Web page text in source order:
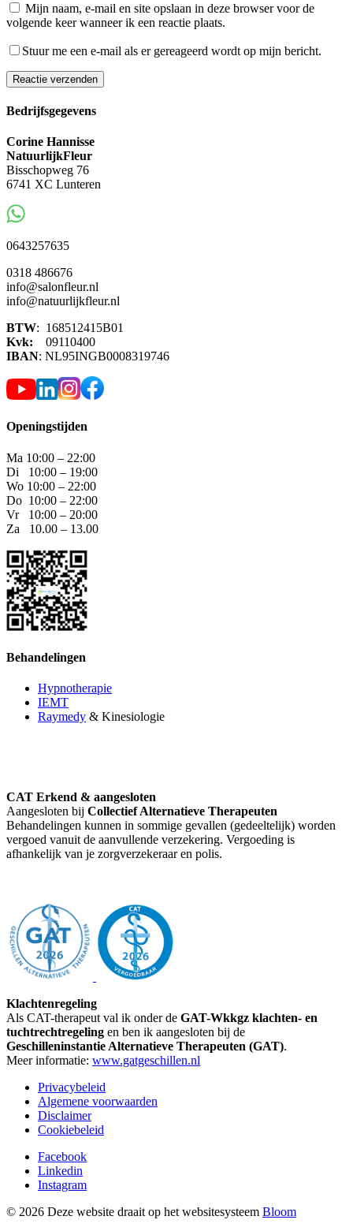
Mijn naam, e-mail en site opslaan in deze browser voor de
volgende keer wanneer ik een reactie plaats.
Stuur me een e-mail als er gereageerd wordt op mijn bericht.
Reactie verzenden
Bedrijfsgegevens
Corine Hannisse
NatuurlijkFleur
Bisschopweg 76
6741 XC Lunteren
0643257635
0318 486676
info@salonfleur.nl
info@natuurlijkfleur.nl
BTW: 168512415B01
Kvk:
09110400
IBAN: NL95INGB0008319746
Openingstijden
Ma 10:00 – 22:00
Di 10:00 – 19:00
Wo 10:00 – 22:00
Do 10:00 – 22:00
Vr 10:00 – 20:00
Za 10.00 – 13.00
Behandelingen
Hypnotherapie
IEMT
Raymedy & Kinesiologie
CAT Erkend & aangesloten
Aangesloten bij Collectief Alternatieve Therapeuten
Behandelingen kunnen in sommige gevallen (gedeeltelijk) worden
vergoed vanuit de aanvullende verzekering. Vergoeding is
afhankelijk van je zorgverzekeraar en polis.
Klachtenregeling
Als CAT-therapeut val ik onder de GAT-Wkkgz klachten- en
tuchtrechtregeling en ben ik aangesloten bij de
Geschilleninstantie Alternatieve Therapeuten (GAT).
Meer informatie: www.gatgeschillen.nl
Privacybeleid
Algemene voorwaarden
Disclaimer
Cookiebeleid
Facebook
Linkedin
Instagram
© 2026 Deze website draait op het websitesysteem Bloom